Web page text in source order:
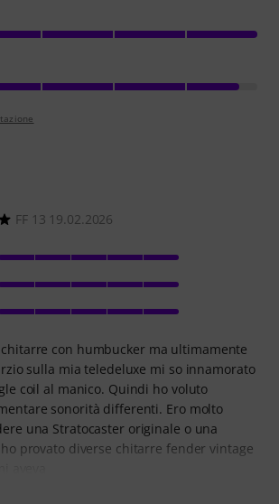
FF 13 19.02.2026
con humbucker ma ultimamente
sulla mia teledeluxe mi so innamorato
coil al manico. Quindi ho voluto
sonorità differenti. Ero molto
una Stratocaster originale o una
provato diverse chitarre fender vintage